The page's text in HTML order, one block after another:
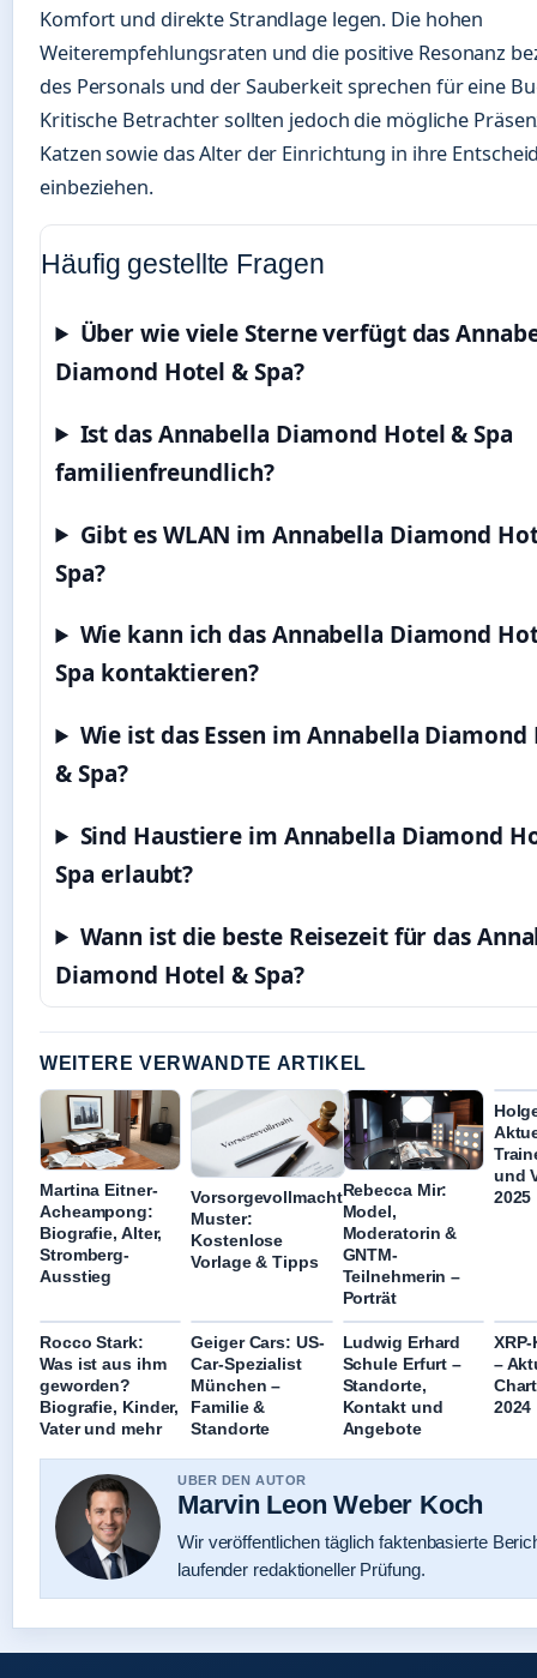
Komfort und direkte Strandlage legen. Die hohen
Weiterempfehlungsraten und die positive Resonanz
des Personals und der Sauberkeit sprechen für eine
Kritische Betrachter sollten jedoch die mögliche
Katzen sowie das Alter der Einrichtung in ihre
einbeziehen.
Häufig gestellte Fragen
Über wie viele Sterne verfügt das
Diamond Hotel & Spa?
Ist das Annabella Diamond Hotel & Spa
familienfreundlich?
Gibt es WLAN im Annabella Diamond
Spa?
Wie kann ich das Annabella Diamond
Spa kontaktieren?
Wie ist das Essen im Annabella
& Spa?
Sind Haustiere im Annabella Diamond
Spa erlaubt?
Wann ist die beste Reisezeit für das
Diamond Hotel & Spa?
WEITERE VERWANDTE ARTIKEL
Martina Eitner-
Acheampong:
Biografie, Alter,
Stromberg-
Ausstieg
Vorsorgevollmacht
Muster:
Kostenlose
Vorlage & Tipps
Rebecca Mir:
Model,
Moderatorin &
GNTM-
Teilnehmerin –
Porträt
und
2025
Rocco Stark:
Was ist aus ihm
geworden?
Biografie, Kinder,
Vater und mehr
Geiger Cars: US-
Car-Spezialist
München –
Familie &
Standorte
Ludwig Erhard
Schule Erfurt –
Standorte,
Kontakt und
Angebote
–
2024
UBER DEN AUTOR
Marvin Leon Weber Koch
Wir veröffentlichen täglich faktenbasierte
laufender redaktioneller Prüfung.